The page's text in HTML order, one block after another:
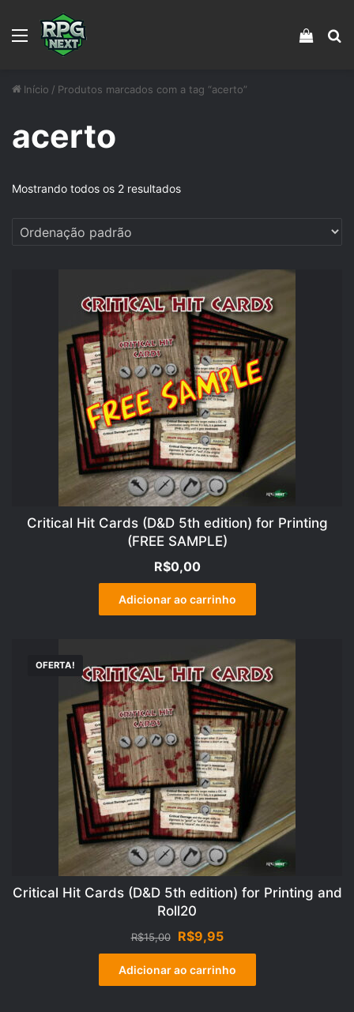
Menu Veja
Início / Produtos marcados com a tag “acerto”
acerto
Mostrando todos os 2 resultados
Critical Hit Cards (D&D 5th edition) for Printing
(FREE SAMPLE)
R$0,00
Adicionar ao carrinho
OFERTA!
Critical Hit Cards (D&D 5th edition) for Printing and
Roll20
R$15,00
O
preço
original
era:
R$9,95O
preço
atual
é:
Adicionar ao carrinho